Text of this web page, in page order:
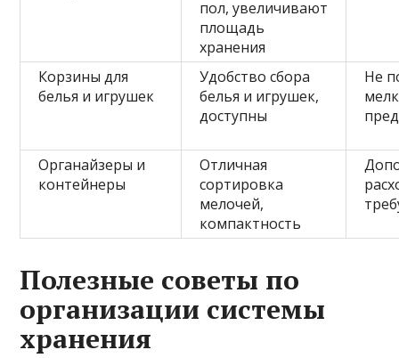
пол, увеличивают
площадь
хранения
Корзины для
белья и игрушек
Удобство сбора
белья и игрушек,
доступны
Не
Органайзеры и
контейнеры
Отличная
сортировка
мелочей,
компактность
Полезные советы по
организации системы
хранения